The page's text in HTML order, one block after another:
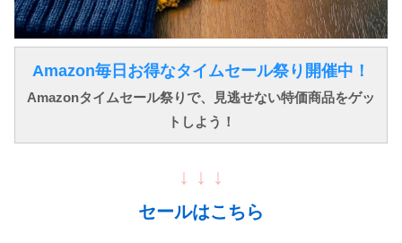
Amazon毎日お得なタイムセール祭り開催中！
Amazonタイムセール祭りで、見逃せない特価商品をゲッ
トしよう！
↓ ↓ ↓
セールはこちら